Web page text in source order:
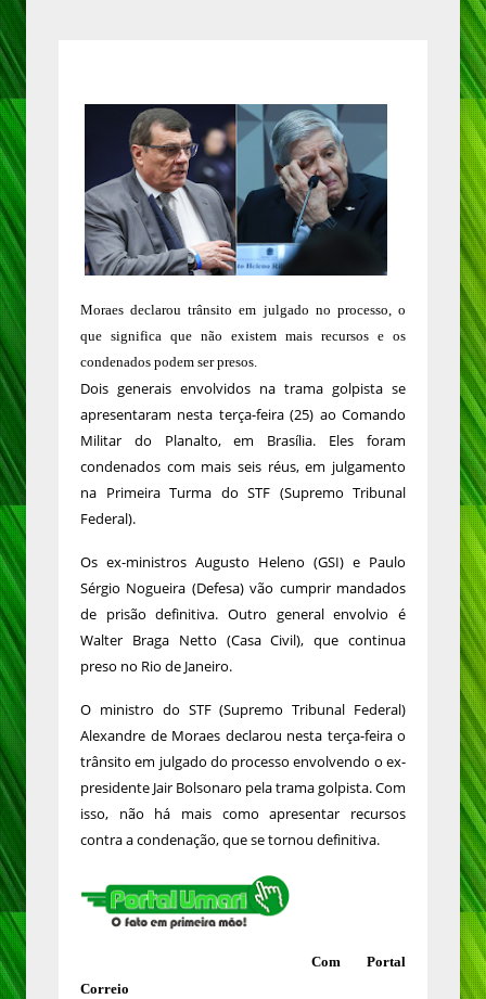
Moraes declarou trânsito em julgado no processo, o
que significa que não existem mais recursos e os
condenados podem ser presos.
Dois generais envolvidos na trama golpista se
apresentaram nesta terça-feira (25) ao Comando
Militar do Planalto, em Brasília. Eles foram
condenados com mais seis réus, em julgamento
na Primeira Turma do STF (Supremo Tribunal
Federal).
Os ex-ministros Augusto Heleno (GSI) e Paulo
Sérgio Nogueira (Defesa) vão cumprir mandados
de prisão definitiva. Outro general envolvio é
Walter Braga Netto (Casa Civil), que continua
preso no Rio de Janeiro.
O ministro do STF (Supremo Tribunal Federal)
Alexandre de Moraes declarou nesta terça-feira o
trânsito em julgado do processo envolvendo o ex-
presidente Jair Bolsonaro pela trama golpista. Com
isso, não há mais como apresentar recursos
contra a condenação, que se tornou definitiva.
Com Portal
Correio